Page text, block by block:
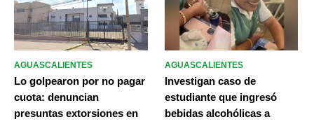
AGUASCALIENTES
Lo golpearon por no pagar
cuota: denuncian
presuntas extorsiones en
AGUASCALIENTES
Investigan caso de
estudiante que ingresó
bebidas alcohólicas a